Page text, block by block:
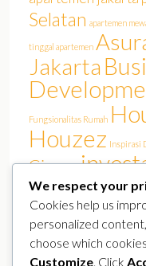
Selatan apartemen
tinggal apartemen
Jakarta
Fungsionalitas Rumah
Houzez Inspirasi
Cinere
Jakarta investasi
KPR Jakarta
pasar properti perumahan
Properland Properti
We respect your
Cookies help us
personalized
choose which
Customize . Click